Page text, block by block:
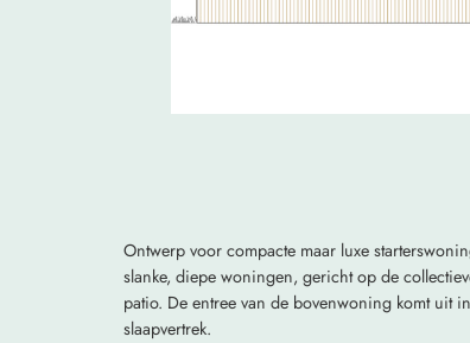
Ontwerp voor compacte maar luxe
slanke, diepe woningen, gericht op de
patio. De entree van de bovenwoning komt uit
slaapvertrek.